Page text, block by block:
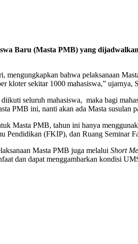
Baru (Masta PMB) yang
bahwa pelaksanaan
kloter sekitar 1000 mahasiswa,” ujarnya,
seluruh mahasiswa, maka bagi
PMB ini, nanti akan ada Masta susulan
Masta PMB, tahun ini hanya
Pendidikan (FKIP), dan Ruang Seminar
Masta PMB juga melalui Short
dan dapat menggambarkan kondisi